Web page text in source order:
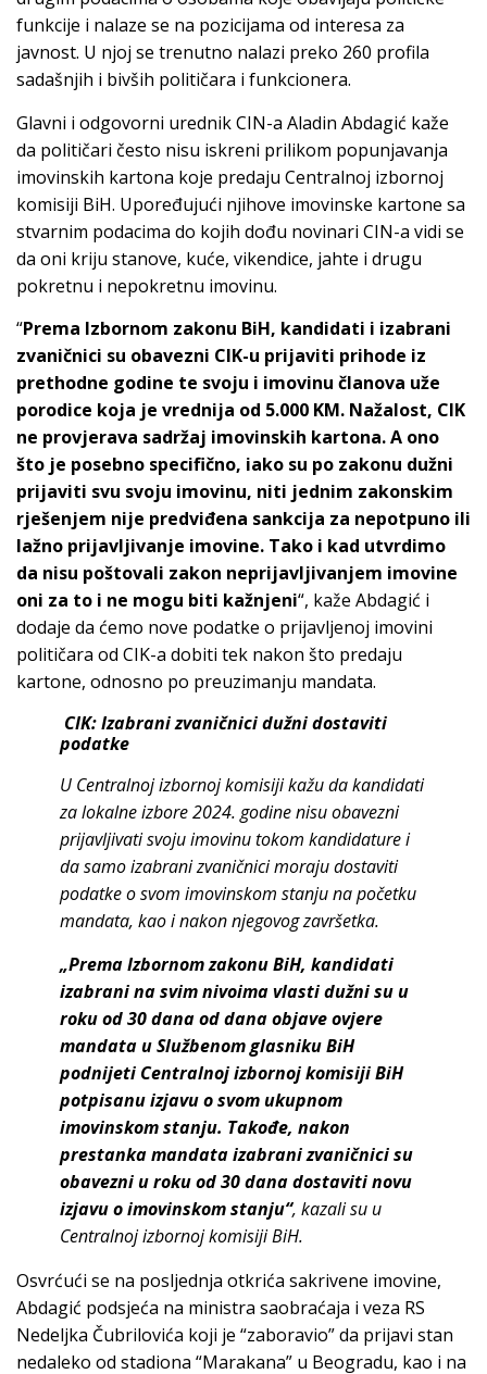
funkcije i nalaze se na pozicijama od interesa za
javnost. U njoj se trenutno nalazi preko 260 profila
sadašnjih i bivših političara i funkcionera.
Glavni i odgovorni urednik CIN-a Aladin Abdagić kaže
da političari često nisu iskreni prilikom popunjavanja
imovinskih kartona koje predaju Centralnoj izbornoj
komisiji BiH. Upoređujući njihove imovinske kartone sa
stvarnim podacima do kojih dođu novinari CIN-a vidi se
da oni kriju stanove, kuće, vikendice, jahte i drugu
pokretnu i nepokretnu imovinu.
“Prema Izbornom zakonu BiH, kandidati i izabrani
zvaničnici su obavezni CIK-u prijaviti prihode iz
prethodne godine te svoju i imovinu članova uže
porodice koja je vrednija od 5.000 KM. Nažalost, CIK
ne provjerava sadržaj imovinskih kartona. A ono
što je posebno specifično, iako su po zakonu dužni
prijaviti svu svoju imovinu, niti jednim zakonskim
rješenjem nije predviđena sankcija za nepotpuno ili
lažno prijavljivanje imovine. Tako i kad utvrdimo
da nisu poštovali zakon neprijavljivanjem imovine
oni za to i ne mogu biti kažnjeni“, kaže Abdagić i
dodaje da ćemo nove podatke o prijavljenoj imovini
političara od CIK-a dobiti tek nakon što predaju
kartone, odnosno po preuzimanju mandata.
CIK:Izabrani zvaničnici dužni dostaviti
podatke
U Centralnoj izbornoj komisiji kažu da kandidati
za lokalne izbore 2024. godine nisu obavezni
prijavljivati svoju imovinu tokom kandidature i
da samo izabrani zvaničnici moraju dostaviti
podatke o svom imovinskom stanju na početku
mandata, kao i nakon njegovog završetka.
„Prema Izbornom zakonu BiH, kandidati
izabrani na svim nivoima vlasti dužni su u
roku od 30 dana od dana objave ovjere
mandata u Službenom glasniku BiH
podnijeti Centralnoj izbornoj komisiji BiH
potpisanu izjavu o svom ukupnom
imovinskom stanju. Takođe, nakon
prestanka mandata izabrani zvaničnici su
obavezni u roku od 30 dana dostaviti novu
izjavu o imovinskom stanju“, kazali su u
Centralnoj izbornoj komisiji BiH.
Osvrćući se na posljednja otkrića sakrivene imovine,
Abdagić podsjeća na ministra saobraćaja i veza RS
Nedeljka Čubrilovića koji je “zaboravio” da prijavi stan
nedaleko od stadiona “Marakana” u Beogradu, kao i na